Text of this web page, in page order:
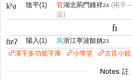
kʰa 陰平(1) 官湖北荊門鍾祥24 (兩手～
逗)
ɦ
ɦɐʔ 陽入(1) 吳浙江寧波餘姚23
漢字多功能字庫 小學堂 古音小鏡
Notes 註